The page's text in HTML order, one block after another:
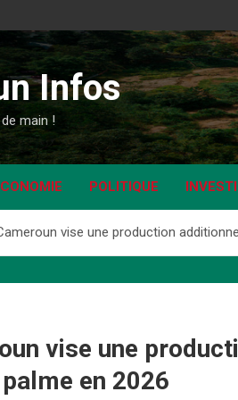
Infos
main !
POLITIQUE
vise une production
vise une
palme en 2026